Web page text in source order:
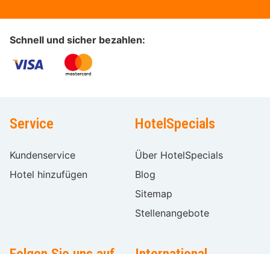
Schnell und sicher bezahlen:
Service
Kundenservice
Hotel hinzufügen
HotelSpecials
Über HotelSpecials
Blog
Sitemap
Stellenangebote